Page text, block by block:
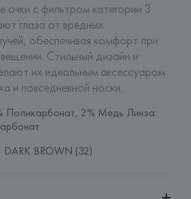
очки с фильтром категории 3
глаза от вредных
обеспечивая комфорт при
Стильный дизайн и
их идеальным аксессуаром
и повседневной носки.
Поликарбонат, 2% Медь Линза:
DARK BROWN (32)